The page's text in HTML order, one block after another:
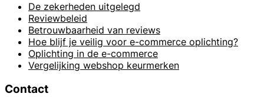
De zekerheden uitgelegd
Reviewbeleid
Betrouwbaarheid van reviews
Hoe blijf je veilig voor e-commerce oplichting?
Oplichting in de e-commerce
Vergelijking webshop keurmerken
Contact